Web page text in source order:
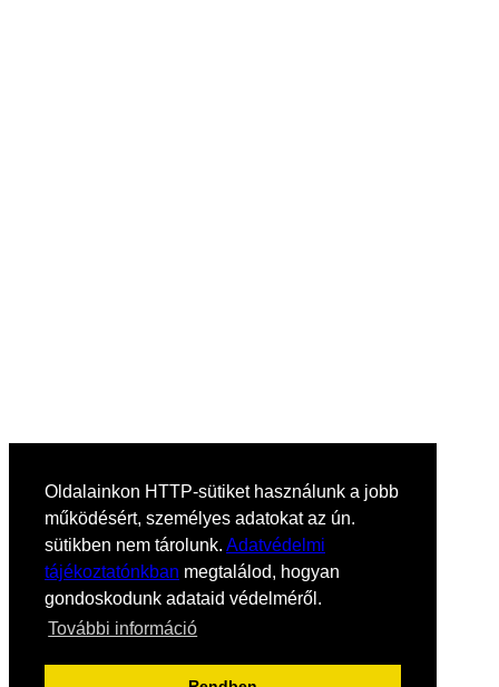
Oldalainkon HTTP-sütiket használunk a jobb
működésért, személyes adatokat az ún.
sütikben nem tárolunk. Adatvédelmi
tájékoztatónkban megtalálod, hogyan
gondoskodunk adataid védelméről.
További információ